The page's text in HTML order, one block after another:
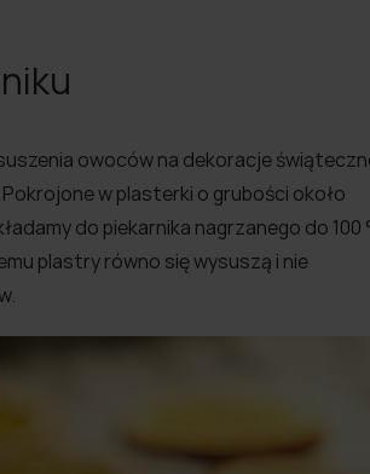
owoców na dekoracje
w plasterki o grubości około
do piekarnika nagrzanego do 100
plastry równo się wysuszą i nie